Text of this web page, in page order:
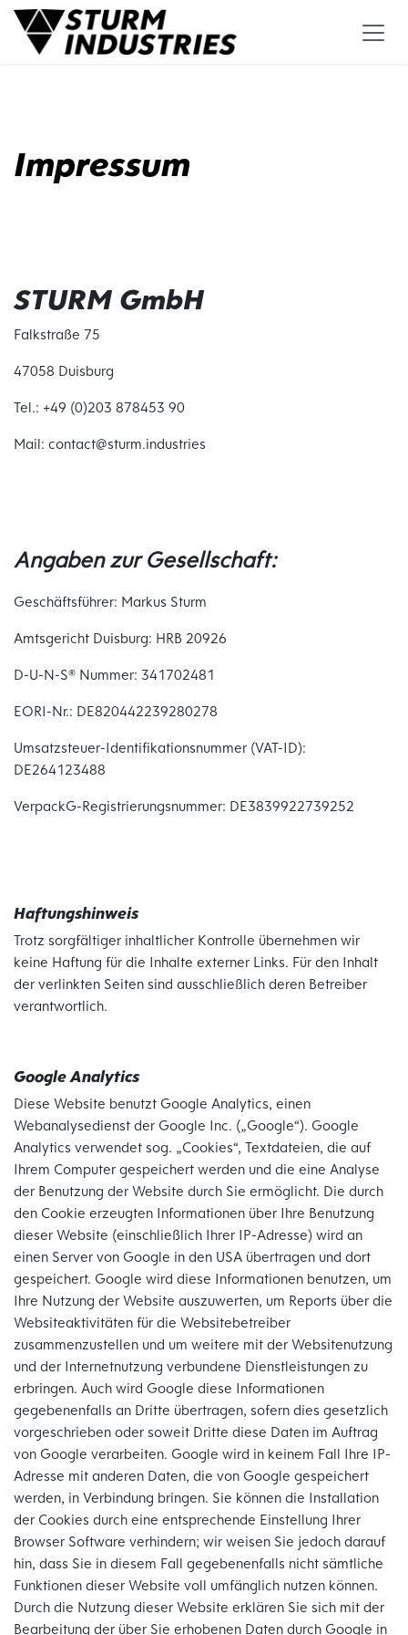
Zum Inhalt springen
Impressum
STURM GmbH
Falkstraße 75
47058 Duisburg
Tel.: +49 (0)203 878453 90
Mail: contact@sturm.industries
Angaben zur Gesellschaft:
Geschäftsführer: Markus Sturm
Amtsgericht Duisburg: HRB 20926
D-U-N-S® Nummer: 341702481
EORI-Nr.: DE820442239280278
Umsatzsteuer-Identifikationsnummer (VAT-ID):
DE264123488
VerpackG-Registrierungsnummer: DE3839922739252
Haftungshinweis
Trotz sorgfältiger inhaltlicher Kontrolle übernehmen wir
keine Haftung für die Inhalte externer Links. Für den Inhalt
der verlinkten Seiten sind ausschließlich deren Betreiber
verantwortlich.
Google Analytics
Diese Website benutzt Google Analytics, einen
Webanalysedienst der Google Inc. („Google“). Google
Analytics verwendet sog. „Cookies“, Textdateien, die auf
Ihrem Computer gespeichert werden und die eine Analyse
der Benutzung der Website durch Sie ermöglicht. Die durch
den Cookie erzeugten Informationen über Ihre Benutzung
dieser Website (einschließlich Ihrer IP-Adresse) wird an
einen Server von Google in den USA übertragen und dort
gespeichert. Google wird diese Informationen benutzen, um
Ihre Nutzung der Website auszuwerten, um Reports über die
Websiteaktivitäten für die Websitebetreiber
zusammenzustellen und um weitere mit der Websitenutzung
und der Internetnutzung verbundene Dienstleistungen zu
erbringen. Auch wird Google diese Informationen
gegebenenfalls an Dritte übertragen, sofern dies gesetzlich
vorgeschrieben oder soweit Dritte diese Daten im Auftrag
von Google verarbeiten. Google wird in keinem Fall Ihre IP-
Adresse mit anderen Daten, die von Google gespeichert
werden, in Verbindung bringen. Sie können die Installation
der Cookies durch eine entsprechende Einstellung Ihrer
Browser Software verhindern; wir weisen Sie jedoch darauf
hin, dass Sie in diesem Fall gegebenenfalls nicht sämtliche
Funktionen dieser Website voll umfänglich nutzen können.
Durch die Nutzung dieser Website erklären Sie sich mit der
Bearbeitung der über Sie erhobenen Daten durch Google in